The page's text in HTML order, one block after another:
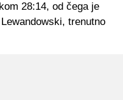
28:14, od čega je
trenutno